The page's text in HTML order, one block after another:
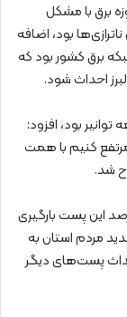
برق با مشکل
کنترل ناترازی‌ها بود، اضافه
برق کشور بود که
بود، افزود:
استان را مرتفع کنیم با همت
شد.
مسؤول یادآور شد: در حال حاضر این ۷۰ درصد این پست بارگیری
مردم استان به
پست‌های دیگر